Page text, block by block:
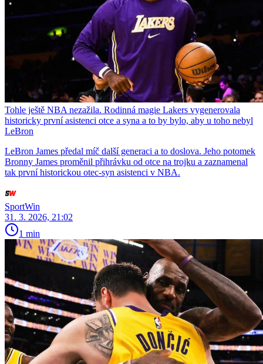
Tohle ještě NBA nezažila. Rodinná magie Lakers vygenerovala
historicky první asistenci otce a syna a to by bylo, aby u toho nebyl
LeBron
LeBron James předal míč další generaci a to doslova. Jeho potomek
Bronny James proměnil přihrávku od otce na trojku a zaznamenal
tak první historickou otec-syn asistenci v NBA.
SportWin
31. 3. 2026, 21:02
1 min